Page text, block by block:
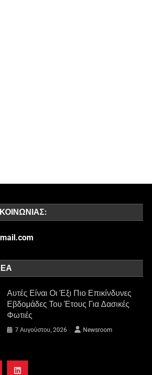
Αυτές Είναι Οι Έξι Πιο Επικίνδυνες
Εβδομάδες Του Έτους Για Δασικές
Φωτιές
7 Αυγούστου, 2026 Newsroom